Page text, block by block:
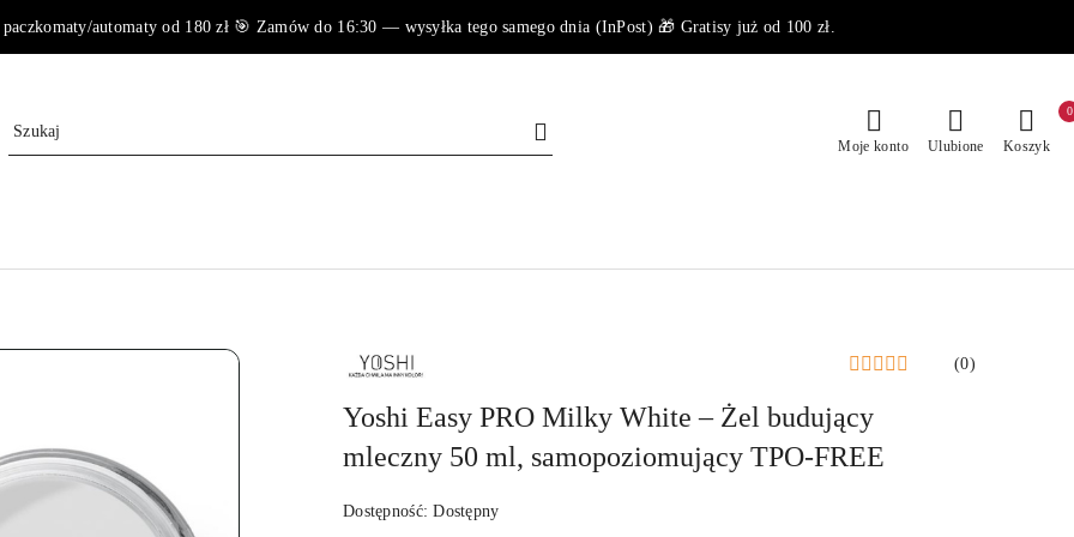
paczkomaty/automaty od 180 zł 🎯 Zamów do 16:30 — wysyłka tego samego dnia (InPost) 🎁 Gratisy już od 100 zł.
Moje konto Ulubione Koszyk
0
NAZWA
PRODUCENTA:
(0)
Yoshi Easy PRO Milky White – Żel budujący
mleczny 50 ml, samopoziomujący TPO-FREE
Dostępność:Dostępny